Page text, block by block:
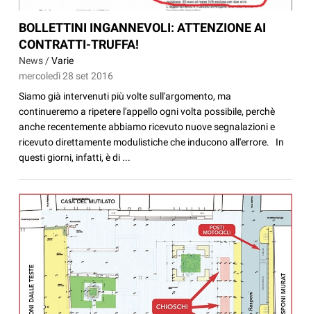
BOLLETTINI INGANNEVOLI: ATTENZIONE AI
CONTRATTI-TRUFFA!
News /Varie
mercoledì 28 set 2016
Siamo già intervenuti più volte sull'argomento, ma
continueremo a ripetere l'appello ogni volta possibile, perchè
anche recentemente abbiamo ricevuto nuove segnalazioni e
ricevuto direttamente modulistiche che inducono all'errore. In
questi giorni, infatti, è di ...